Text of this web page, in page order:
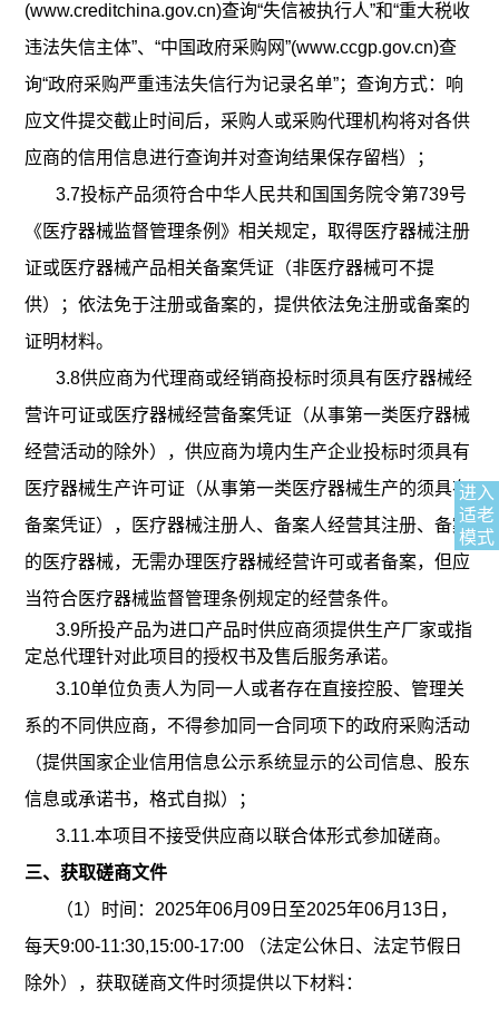
进入
适老
模式
(www.creditchina.gov.cn)查询“失信被执行人”和“重大税收
违法失信主体”、“中国政府采购网”(www.ccgp.gov.cn)查
询“政府采购严重违法失信行为记录名单”；查询方式：响
应文件提交截止时间后，采购人或采购代理机构将对各供
应商的信用信息进行查询并对查询结果保存留档）；
3.7投标产品须符合中华人民共和国国务院令第739号
《医疗器械监督管理条例》相关规定，取得医疗器械注册
证或医疗器械产品相关备案凭证（非医疗器械可不提
供）；依法免于注册或备案的，提供依法免注册或备案的
证明材料。
3.8供应商为代理商或经销商投标时须具有医疗器械经
营许可证或医疗器械经营备案凭证（从事第一类医疗器械
经营活动的除外），供应商为境内生产企业投标时须具有
医疗器械生产许可证 （从事第一类医疗器械生产的须具有
备案凭证） ，
医疗器械注册人、备案人经营其注册、备案
的医疗器械，无需办理医疗器械经营许可或者备案，但应
当符合医疗器械监督管理条例规定的经营条件。
3.9所投产品为进口产品时供应商须提供生产厂家或指
定总代理针对此项目的授权书及售后服务承诺。
3.10单位负责人为同一人或者存在直接控股、管理关
系的不同供应商，不得参加同一合同项下的政府采购活动
（提供国家企业信用信息公示系统显示的公司信息、股东
信息或承诺书，格式自拟）；
3.11.本项目不接受供应商以联合体形式参加磋商。
三、获取磋商文件
（1）时间：2025年06月09日 至2025年06月13日 ，
每天9:00-11:30,15:00-17:00 （法定公休日、法定节假日
除外），获取磋商文件时须提供以下材料：